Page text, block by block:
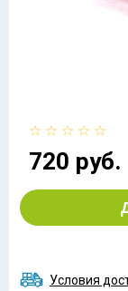
720 руб.
Условия